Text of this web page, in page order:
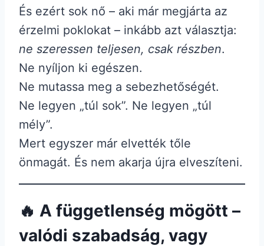
És ezért sok nő – aki már megjárta az
érzelmi poklokat – inkább azt választja:
ne szeressen teljesen, csak részben.
Ne nyíljon ki egészen.
Ne mutassa meg a sebezhetőségét.
Ne legyen „túl sok”. Ne legyen „túl
mély”.
Mert egyszer már elvették tőle
önmagát. És nem akarja újra elveszíteni.
🔥 A függetlenség mögött –
valódi szabadság, vagy